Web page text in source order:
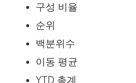
구성 비율
순위
백분위수
이동 평균
YTD 총계